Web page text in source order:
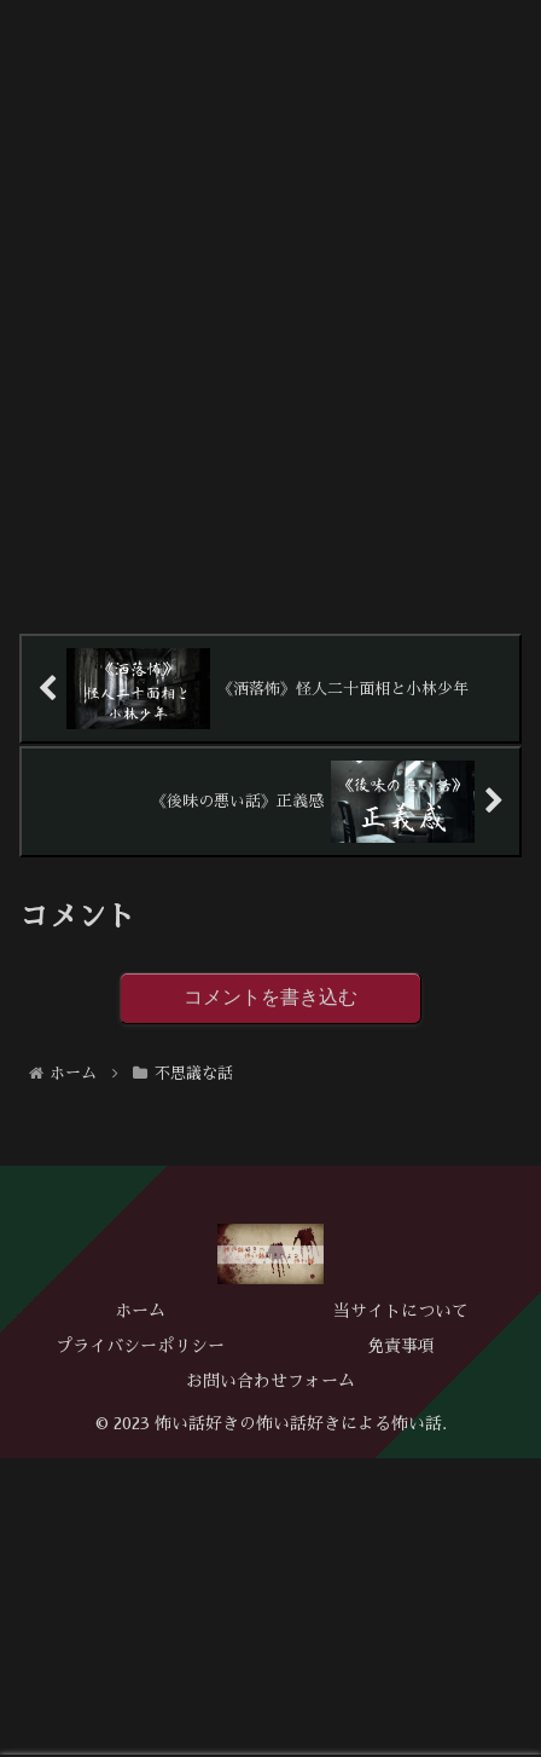
《洒落怖》怪人二十面相と小林少年
《後味の悪い話》正義感
コメント
コメントを書き込む
ホーム 不思議な話
ホーム 当サイトについて
プライバシーポリシー 免責事項
お問い合わせフォーム
© 2023 怖い話好きの怖い話好きによる怖い話.